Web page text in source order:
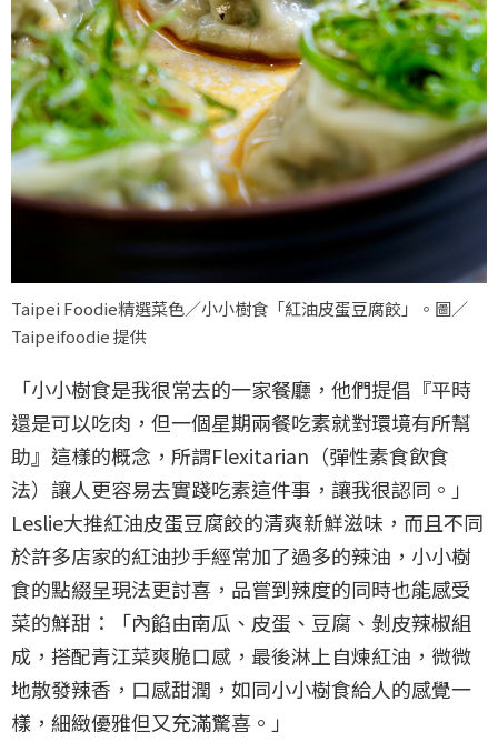
Taipei Foodie精選菜色／小小樹食「紅油皮蛋豆腐餃」。圖／
Taipeifoodie 提供
「小小樹食是我很常去的一家餐廳，他們提倡『平時
還是可以吃肉，但一個星期兩餐吃素就對環境有所幫
助』這樣的概念，所謂Flexitarian（彈性素食飲食
法）讓人更容易去實踐吃素這件事，讓我很認同。」
Leslie大推紅油皮蛋豆腐餃的清爽新鮮滋味，而且不同
於許多店家的紅油抄手經常加了過多的辣油，小小樹
食的點綴呈現法更討喜，品嘗到辣度的同時也能感受
菜的鮮甜：「內餡由南瓜、皮蛋、豆腐、剝皮辣椒組
成，搭配青江菜爽脆口感，最後淋上自煉紅油，微微
地散發辣香，口感甜潤，如同小小樹食給人的感覺一
樣，細緻優雅但又充滿驚喜。」